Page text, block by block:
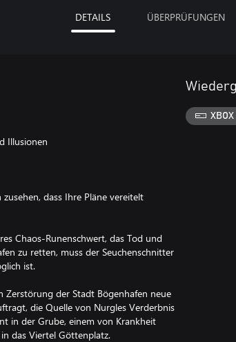
DETAILS ÜBERPRÜFUNGEN
Illusionen
dass Ihre Pläne vereitelt
Chaos-Runenschwert, das Tod und
zu retten, muss der Seuchenschnitter
ist.
Zerstörung der Stadt Bögenhafen neue
die Quelle von Nurgles Verderbnis
in der Grube, einem von Krankheit
das Viertel Göttenplatz.